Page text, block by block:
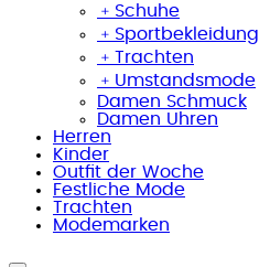
﹢ Schuhe
﹢ Sportbekleidung
﹢ Trachten
﹢ Umstandsmode
Damen Schmuck
Damen Uhren
Herren
Kinder
Outfit der Woche
Festliche Mode
Trachten
Modemarken